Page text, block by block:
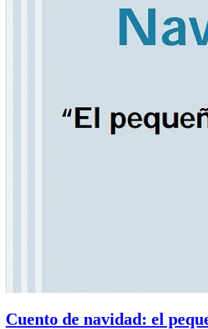
Cuento de navidad: el